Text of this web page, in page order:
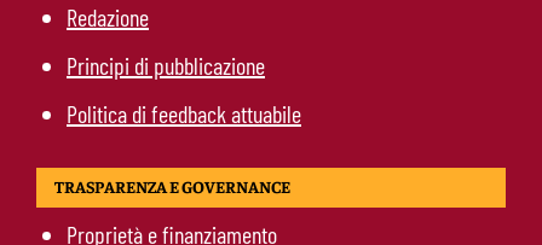
Redazione
Principi di pubblicazione
Politica di feedback attuabile
TRASPARENZA E GOVERNANCE
Proprietà e finanziamento